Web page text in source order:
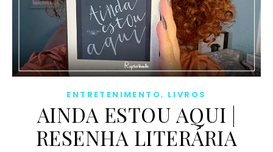
ENTRETENIMENTO, LIVROS
AINDA ESTOU AQUI |
RESENHA LITERÁRIA